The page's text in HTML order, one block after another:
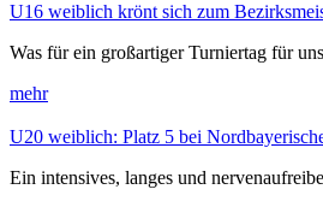
U16 weiblich krönt sich zum
Was für ein großartiger Turniertag für
mehr
U20 weiblich: Platz 5 bei
Ein intensives, langes und